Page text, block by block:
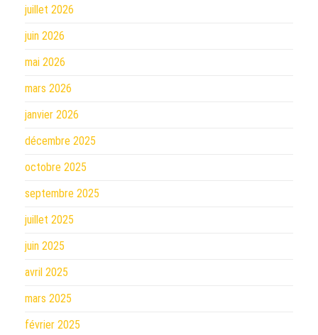
juillet 2026
juin 2026
mai 2026
mars 2026
janvier 2026
décembre 2025
octobre 2025
septembre 2025
juillet 2025
juin 2025
avril 2025
mars 2025
février 2025